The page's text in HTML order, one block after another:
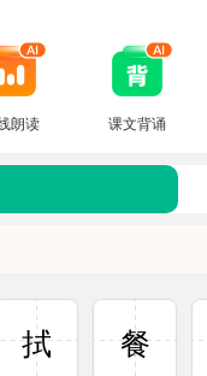
朗读 课文背诵
拭 餐